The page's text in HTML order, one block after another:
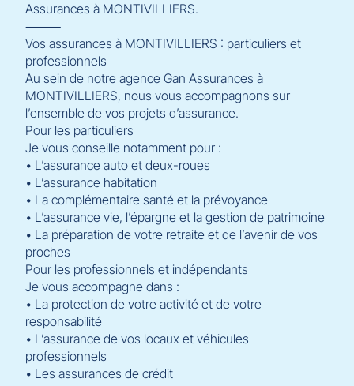
Assurances à MONTIVILLIERS.
⸻
Vos assurances à MONTIVILLIERS : particuliers et
professionnels
Au sein de notre agence Gan Assurances à
MONTIVILLIERS, nous vous accompagnons sur
l’ensemble de vos projets d’assurance.
Pour les particuliers
Je vous conseille notamment pour :
• L’assurance auto et deux-roues
• L’assurance habitation
• La complémentaire santé et la prévoyance
• L’assurance vie, l’épargne et la gestion de patrimoine
• La préparation de votre retraite et de l’avenir de vos
proches
Pour les professionnels et indépendants
Je vous accompagne dans :
• La protection de votre activité et de votre
responsabilité
• L’assurance de vos locaux et véhicules
professionnels
• Les assurances de crédit